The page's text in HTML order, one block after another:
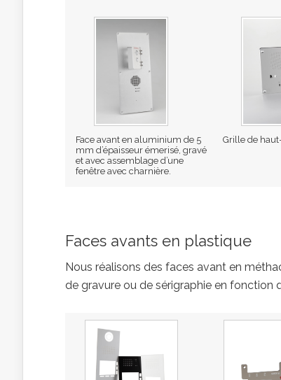
Face avant en aluminium de 5
mm d’épaisseur émerisé, gravé
et avec assemblage d’une
fenêtre avec charnière.
Grille de
Faces avants en plastique
Nous réalisons des faces avant en
de gravure ou de sérigraphie en fonction